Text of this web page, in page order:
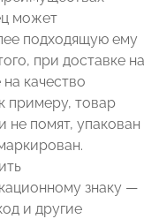
может
подходящую ему
при доставке на
качество
примеру, товар
не помят, упакован
знаку —
и другие